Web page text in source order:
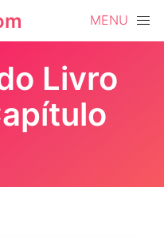
MENU
Livro